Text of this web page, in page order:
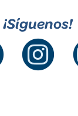
¡Síguenos!